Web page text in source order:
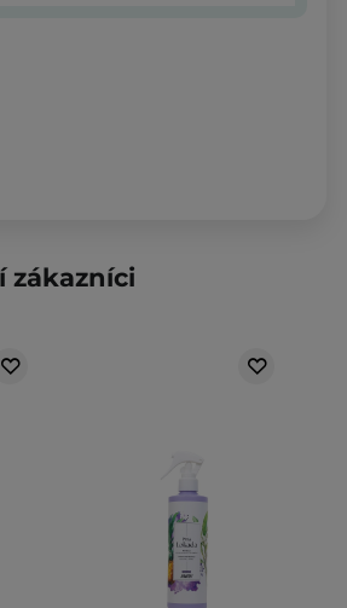
zákazníci